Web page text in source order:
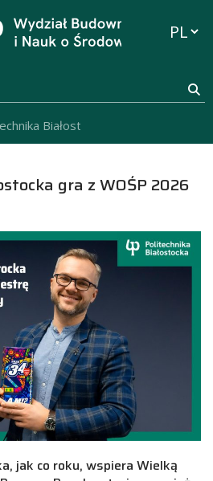
Białostocka gra z WOŚP 2026
gra z WOŚP 2026
jak co roku, wspiera Wielką